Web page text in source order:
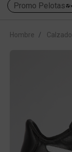
Promo Pelotas
Hombre Calzado